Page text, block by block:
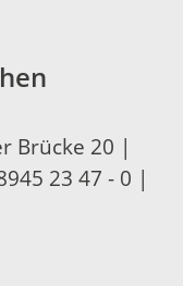
Brücke 20 |
23 47 - 0 |